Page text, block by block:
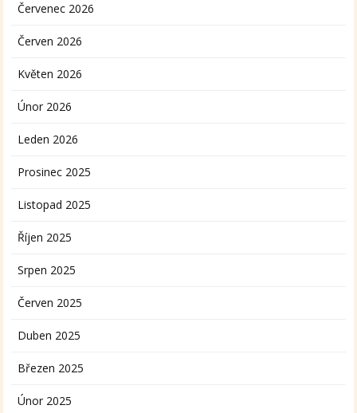
Červenec 2026
Červen 2026
Květen 2026
Únor 2026
Leden 2026
Prosinec 2025
Listopad 2025
Říjen 2025
Srpen 2025
Červen 2025
Duben 2025
Březen 2025
Únor 2025